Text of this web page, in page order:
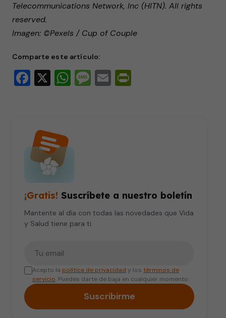
Telecommunications Network, Inc (HITN). All rights
reserved.
Imagen: ©Pexels / Cup of Couple
Comparte este artículo:
Facebook
X WhatsApp
Message
Email
¡Gratis! Suscríbete a nuestro boletín
Mantente al día con todas las novedades que Vida
y Salud tiene para ti.
Acepto la política de privacidad y los términos de
servicio. Puedes darte de baja en cualquier momento.
Suscribirme